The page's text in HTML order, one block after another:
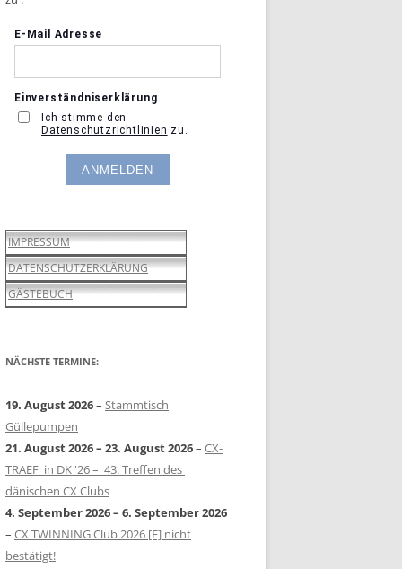
IMPRESSUM
DATENSCHUTZERKLÄRUNG
GÄSTEBUCH
NÄCHSTE TERMINE:
19. August 2026– Stammtisch
Güllepumpen
21. August 2026– 23. August 2026– CX-
TRAEF in DK '26 – 43. Treffen des
dänischen CX Clubs
4. September 2026– 6. September 2026
– CX TWINNING Club 2026 [F] nicht
bestätigt!